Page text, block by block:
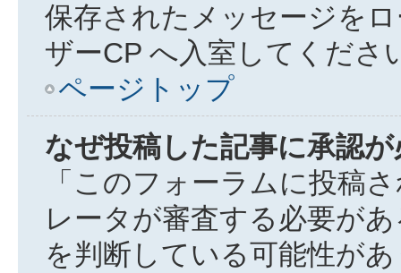
保存されたメッセージを
ザーCP へ入室してくださ
ページトップ
なぜ投稿した記事に承認
「このフォーラムに投稿
レータが審査する必要が
を判断している可能性が